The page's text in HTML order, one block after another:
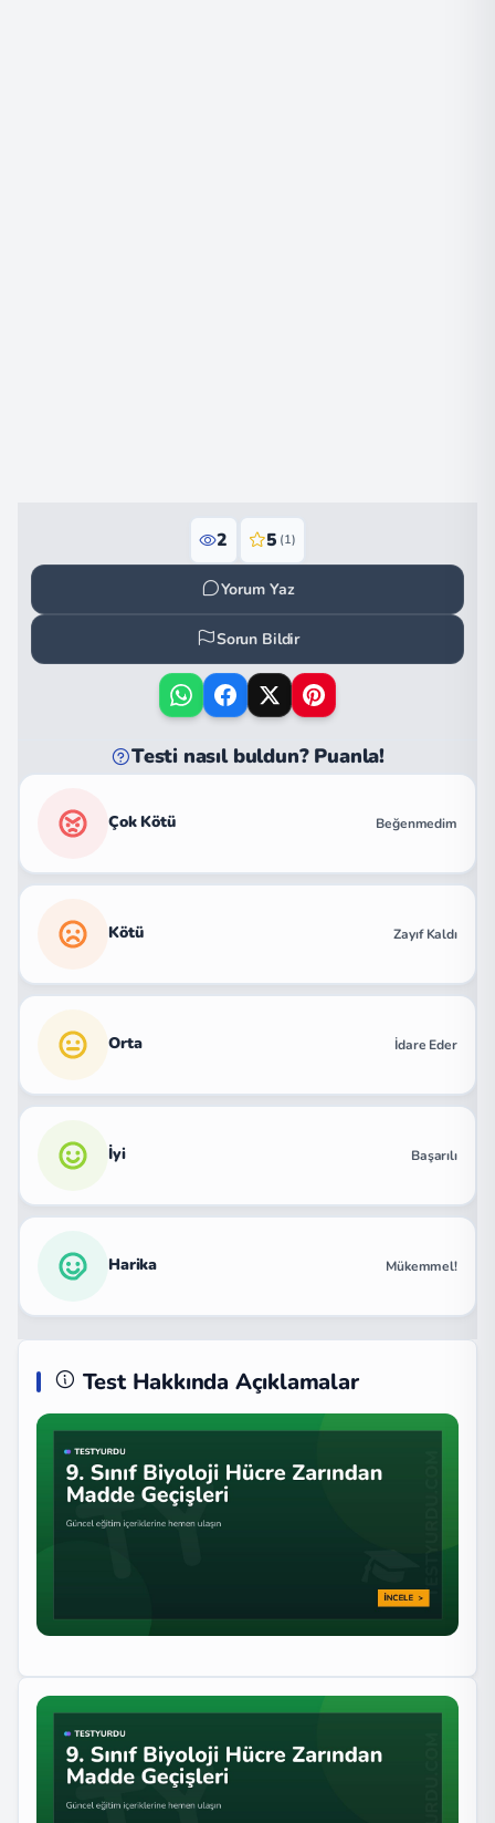
2 5 (1)
Yorum Yaz
Sorun Bildir
Testi nasıl buldun? Puanla!
Çok Kötü Beğenmedim
Kötü Zayıf Kaldı
Orta İdare Eder
İyi Başarılı
Harika Mükemmel!
Test Hakkında Açıklamalar